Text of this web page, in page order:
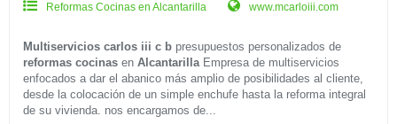
Reformas Cocinas en Alcantarilla www.mcarloiii.com
Multiservicios carlos iii c b presupuestos personalizados de
reformas cocinas en AlcantarillaEmpresa de multiservicios
enfocados a dar el abanico más amplio de posibilidades al cliente,
desde la colocación de un simple enchufe hasta la reforma integral
de su vivienda. nos encargamos de...